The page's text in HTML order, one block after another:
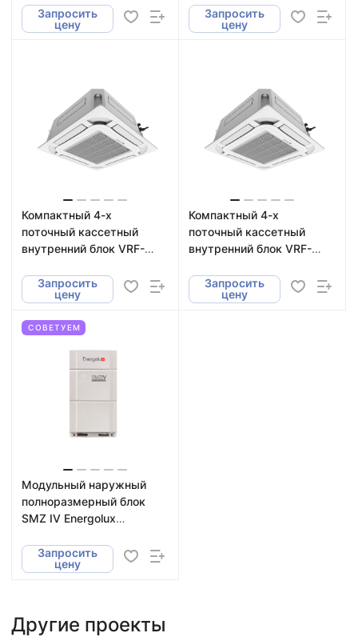
Запросить
цену
SMZCC18V3AI
Запросить
цену
Компактный 4-х
поточный кассетный
внутренний блок VRF-
SMZCC09V3AI
Запросить
цену
Компактный 4-х
поточный кассетный
внутренний блок VRF-
SMZCC07V3AI
Запросить
цену
СОВЕТУЕМ
Модульный наружный
полноразмерный блок
SMZ IV Energolux
Запросить
цену
Другие проекты